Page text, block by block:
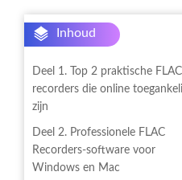
Inhoud
Deel 1. Top 2 praktische
recorders die online
zijn
Deel 2. Professionele FLAC
Recorders-software voor
Windows en Mac